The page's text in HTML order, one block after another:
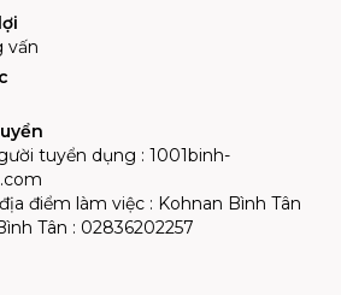
vấn
tuyển dụng : 1001binh-
điểm làm việc : Kohnan Bình Tân
Tân : 02836202257